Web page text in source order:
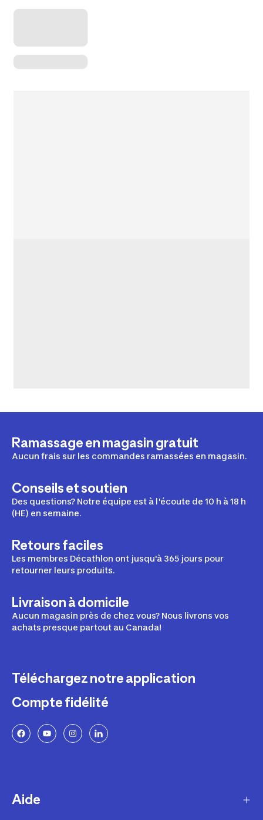
Ramassage en magasin gratuit
Aucun frais sur les commandes ramassées en magasin.
Conseils et soutien
Des questions? Notre équipe est à l'écoute de 10 h à 18 h
(HE) en semaine.
Retours faciles
Les membres Décathlon ont jusqu'à 365 jours pour
retourner leurs produits.
Livraison à domicile
Aucun magasin près de chez vous? Nous livrons vos
achats presque partout au Canada!
Téléchargez notre application
Compte fidélité
Aide